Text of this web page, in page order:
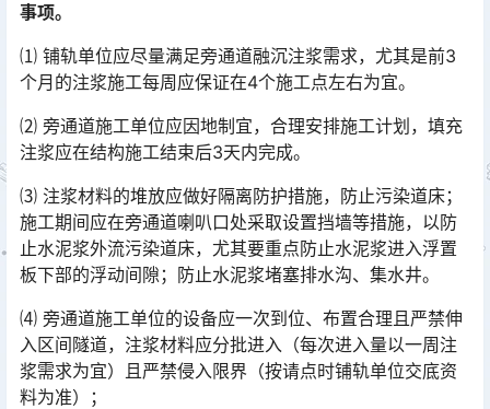
事项。
⑴ 铺轨单位应尽量满足旁通道融沉注浆需求，尤其是前3
个月的注浆施工每周应保证在4个施工点左右为宜。
⑵ 旁通道施工单位应因地制宜，合理安排施工计划，填充
注浆应在结构施工结束后3天内完成。
⑶ 注浆材料的堆放应做好隔离防护措施，防止污染道床；
施工期间应在旁通道喇叭口处采取设置挡墙等措施，以防
止水泥浆外流污染道床，尤其要重点防止水泥浆进入浮置
板下部的浮动间隙；防止水泥浆堵塞排水沟、集水井。󠅅󠅃󠄵󠅂󠄪󠇖󠆨󠆨󠇕󠆞󠆒󠅬󠇘󠆭󠆘󠇙󠆝󠅵󠇗󠆭󠆁󠄐󠇗󠅹󠅸󠇖󠆍󠅳󠇖󠅹󠅰󠇖󠆌󠅹
⑷ 旁通道施工单位的设备应一次到位、布置合理且严禁伸
入区间隧道，注浆材料应分批进入（每次进入量以一周注
浆需求为宜）且严禁侵入限界（按请点时铺轨单位交底资
料为准）；󠅅󠅃󠄵󠅂󠄪󠇖󠆨󠆨󠇕󠆞󠆒󠅬󠇘󠆭󠆘󠇙󠆝󠅵󠇗󠆭󠆁󠄐󠇗󠅹󠅸󠇖󠆍󠅳󠇖󠅹󠅰󠇖󠆌󠅹